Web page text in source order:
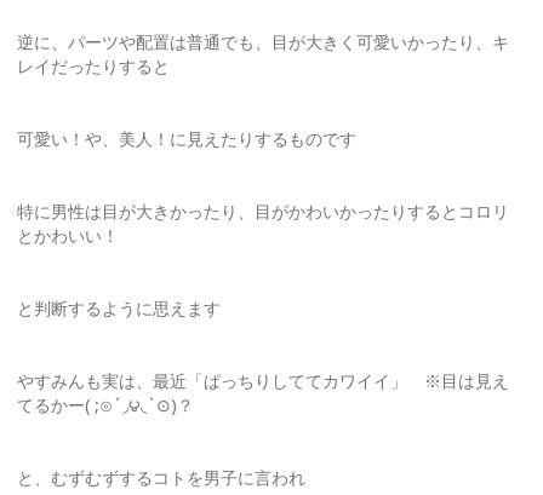
逆に、パーツや配置は普通でも、目が大きく可愛いかったり、キ
レイだったりすると
可愛い！や、美人！に見えたりするものです
特に男性は目が大きかったり、目がかわいかったりするとコロリ
とかわいい！
と判断するように思えます
やすみんも実は、最近「ぱっちりしててカワイイ」 ※目は見え
てるかー( ;⊙´◞౪◟`⊙)？
と、むずむずするコトを男子に言われ